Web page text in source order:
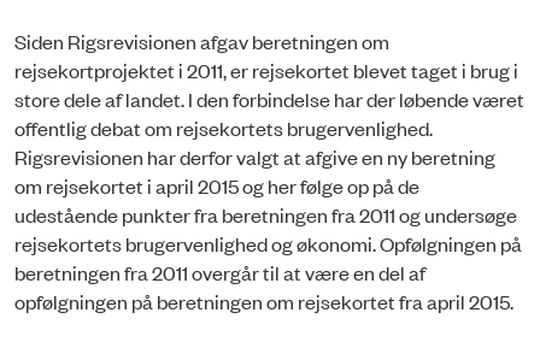
Siden Rigsrevisionen afgav beretningen om
rejsekortprojektet i 2011, er rejsekortet blevet taget i brug i
store dele af landet. I den forbindelse har der løbende været
offentlig debat om rejsekortets brugervenlighed.
Rigsrevisionen har derfor valgt at afgive en ny beretning
om rejsekortet i april 2015 og her følge op på de
udestående punkter fra beretningen fra 2011 og undersøge
rejsekortets brugervenlighed og økonomi. Opfølgningen på
beretningen fra 2011 overgår til at være en del af
opfølgningen på beretningen om rejsekortet fra april 2015.